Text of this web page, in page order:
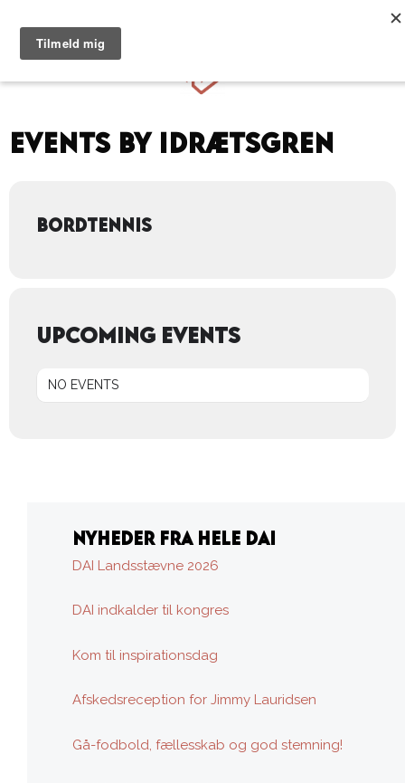
indhold
Events by Idrætsgren
BORDTENNIS
UPCOMING EVENTS
NO EVENTS
NYHEDER FRA HELE DAI
DAI Landsstævne 2026
DAI indkalder til kongres
Kom til inspirationsdag
Afskedsreception for Jimmy Lauridsen
Gå-fodbold, fællesskab og god stemning!